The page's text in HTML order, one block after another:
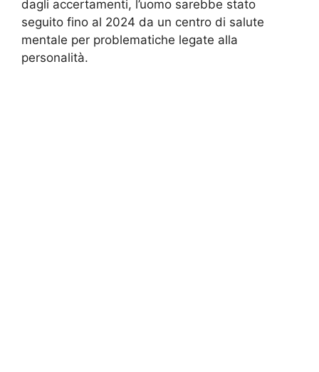
dagli accertamenti, l’uomo sarebbe stato
seguito fino al 2024 da un centro di salute
mentale per problematiche legate alla
personalità.